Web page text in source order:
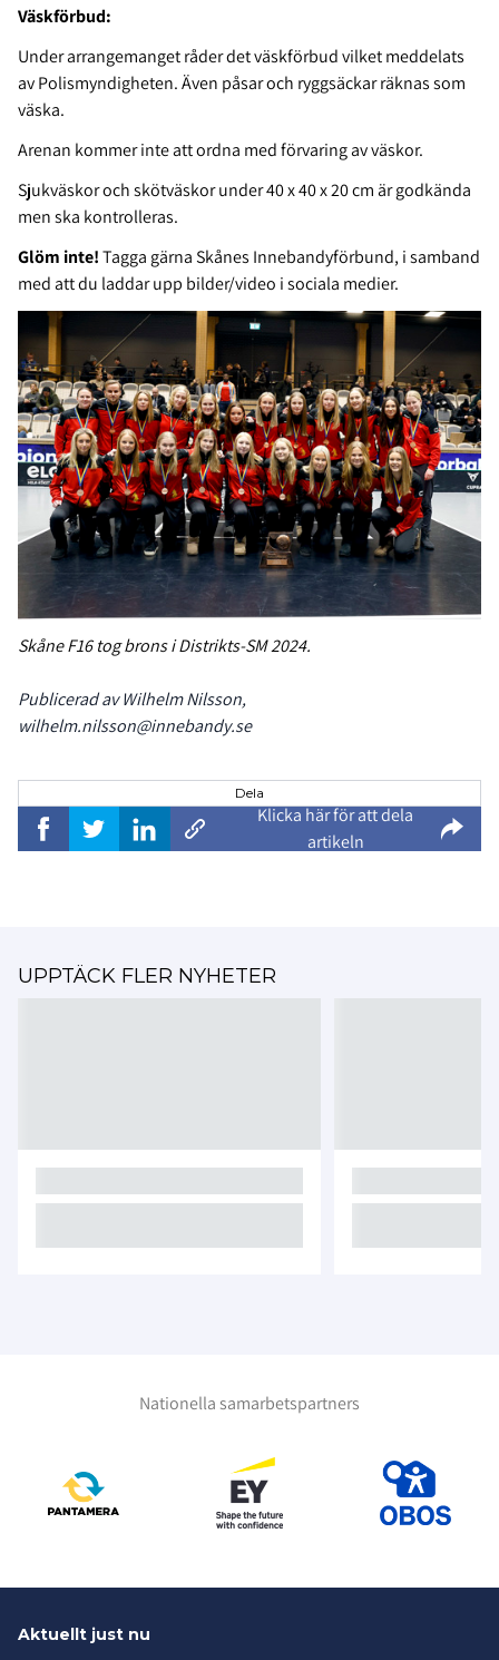
Väskförbud:
Under arrangemanget råder det väskförbud vilket meddelats
av Polismyndigheten. Även påsar och ryggsäckar räknas som
väska.
Arenan kommer inte att ordna med förvaring av väskor.
Sjukväskor och skötväskor under 40 x 40 x 20 cm är godkända
men ska kontrolleras.
Glöm inte!Tagga gärna Skånes Innebandyförbund, i samband
med att du laddar upp bilder/video i sociala medier.
Skåne F16 tog brons i Distrikts-SM 2024.
Publicerad av Wilhelm Nilsson,
wilhelm.nilsson@innebandy.se
Dela
Klicka här för att dela
artikeln
UPPTÄCK FLER NYHETER
Nationella samarbetspartners
Aktuellt just nu